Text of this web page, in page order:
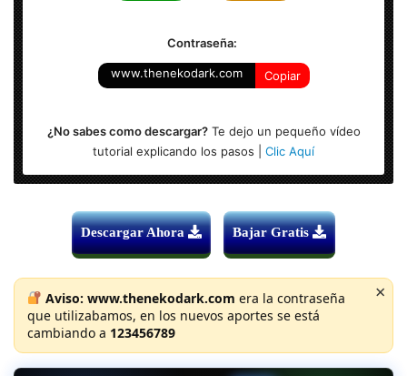
Nota: Se mantiene la versión Lumion PRO v12.5 en el
paste de descarga.
Contraseña:
www.thenekodark.com Copiar
¿No sabes como descargar?Te dejo un pequeño vídeo
tutorial explicando los pasos | Clic Aquí
Descargar Ahora Bajar Gratis
Aviso: www.thenekodark.com era la contraseña
que utilizabamos, en los nuevos aportes se está
cambiando a 123456789
×